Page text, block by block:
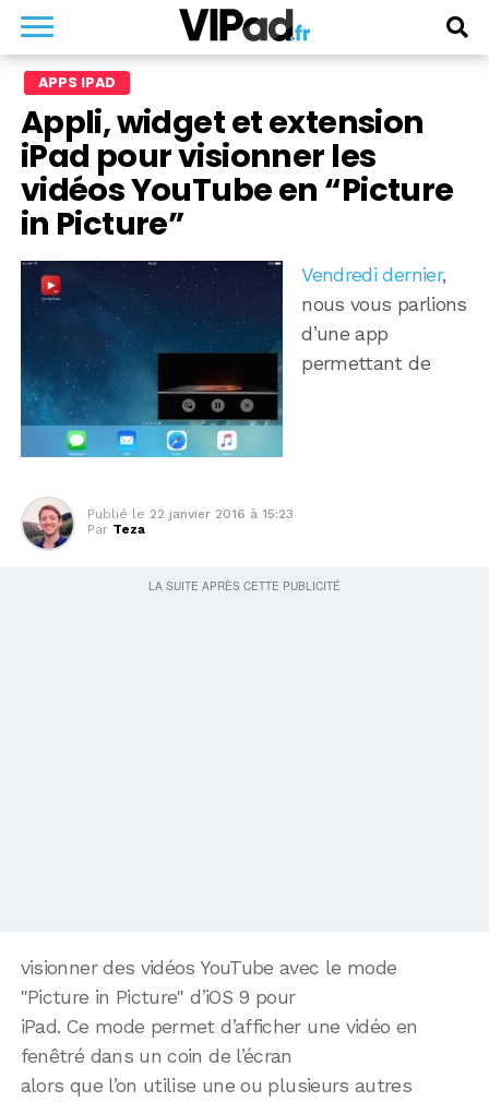
APPS IPAD
Appli, widget et extension
iPad pour visionner les
vidéos YouTube en “Picture
in Picture”
Vendredi dernier,
nous vous parlions
d’une app
permettant de
Publié le 22 janvier 2016 à 15:23
Par Teza
visionner des vidéos YouTube avec le mode
"Picture in Picture" d’iOS 9 pour
iPad. Ce mode permet d’afficher une vidéo en
fenêtré dans un coin de l’écran
alors que l’on utilise une ou plusieurs autres